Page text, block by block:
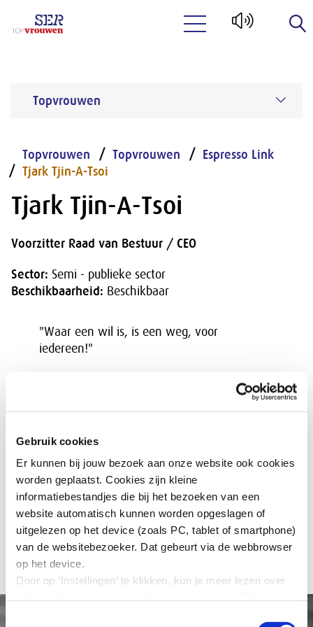
Gebruik cookies
Er kunnen bij jouw bezoek aan onze website ook cookies
worden geplaatst. Cookies zijn kleine
informatiebestandjes die bij het bezoeken van een
website automatisch kunnen worden opgeslagen of
uitgelezen op het device (zoals PC, tablet of smartphone)
van de websitebezoeker. Dat gebeurt via de webbrowser
op het device.
Door op ‘Instellingen’ te klikken, kun je meer lezen over
Topvrouwen
Topvrouwen Topvrouwen
Espresso Link
Tjark Tjin-A-Tsoi
Tjark Tjin-A-Tsoi
Voorzitter Raad van Bestuur / CEO
Sector: Semi - publieke sector
Beschikbaarheid: Beschikbaar
"Waar een wil is, is een weg, voor
iedereen!"
Sinds 1 juni 2022 ben ik Voorzitter van de Raad van
generaal CBS, Algemeen Directeur van het NFI.
Terug naar overzicht